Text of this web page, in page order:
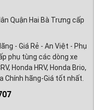
Quận Hai Bà Trưng cấp
- Giá Rẻ - An Việt - Phụ
phụ tùng các dòng xe
Honda HRV, Honda Brio,
Chính hãng-Giá tốt nhất.